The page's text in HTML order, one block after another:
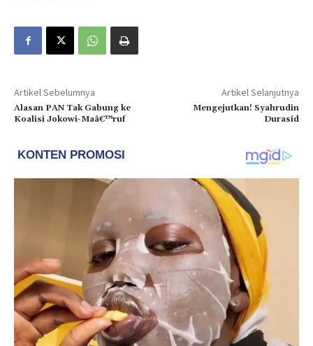
Artikel Sebelumnya
Alasan PAN Tak Gabung ke
Koalisi Jokowi-Maâ€™ruf
Artikel Selanjutnya
Mengejutkan! Syahrudin
Durasid